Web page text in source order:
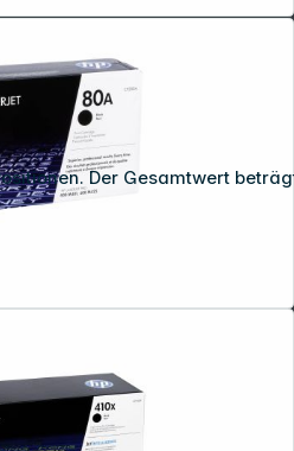
Der Gesamtwert